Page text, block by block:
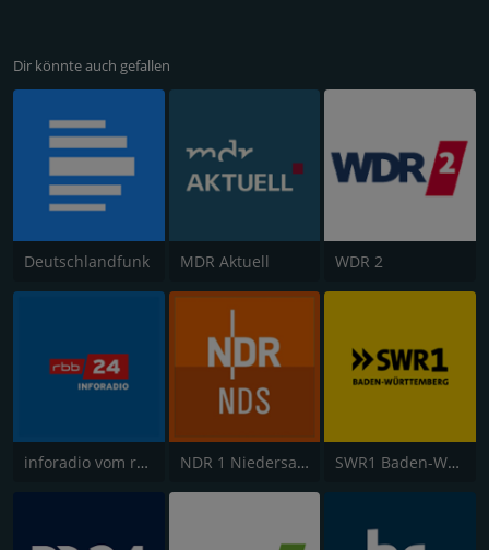
Dir könnte auch gefallen
Deutschlandfunk MDR Aktuell WDR 2
inforadio vom rbb NDR 1 Niedersachsen SWR1 Baden-Württemberg